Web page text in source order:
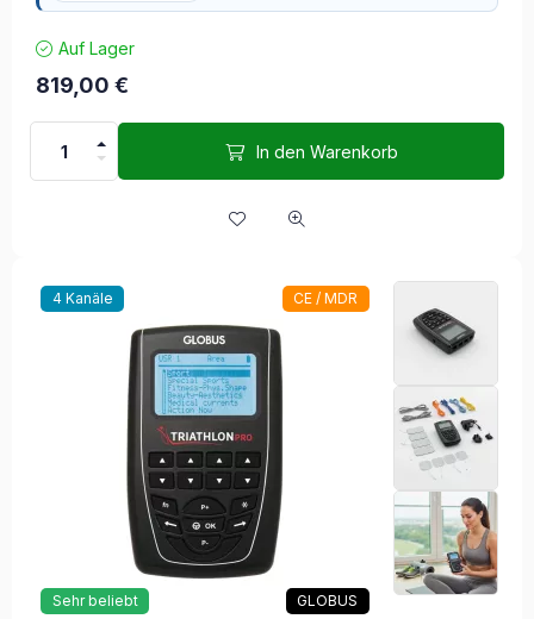
Auf Lager
819,00 €
In den Warenkorb
4 Kanäle CE / MDR
Sehr beliebt GLOBUS